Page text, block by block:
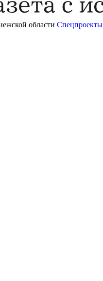
области Спецпроекты